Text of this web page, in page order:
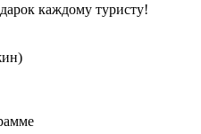
каждому туристу!